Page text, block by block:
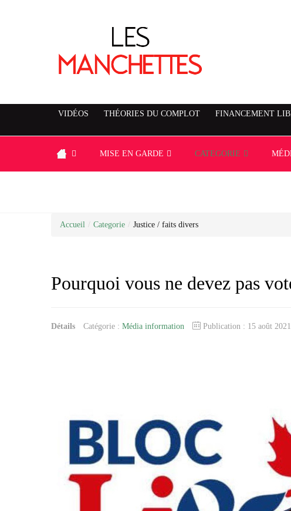
VIDÉOS THÉORIES DU COMPLOT FINANCEMENT
MISE EN GARDE CATEGORIE
Accueil / Categorie / Justice / faits divers
Pourquoi vous ne devez pas
Détails Catégorie : Média information Publication : 15 août 2021